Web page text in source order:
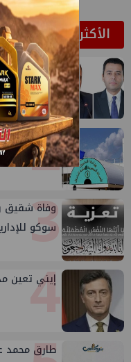
الأكثر قراءة
1
تعيين أحمد
للهيئة
2
خلال أيام:
لشركات
3
وفاة شقيق
سوكو
4
إيني تعين
طارق محمد